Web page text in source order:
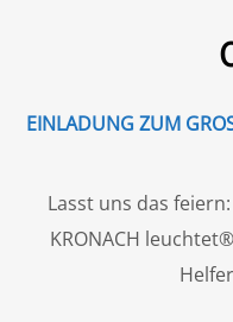
EINLADUNG ZUM
Lasst uns das
KRONACH